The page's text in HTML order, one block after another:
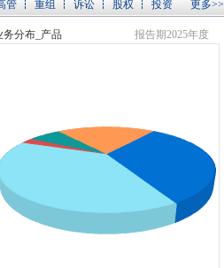
管 重组 诉讼 股权 投资 更多>>
务分布_产品 报告期2025年度